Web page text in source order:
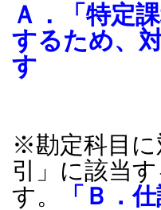
Ａ．「特定
するため、
す
※勘定科目に
引」に該当
す。
「Ｂ．